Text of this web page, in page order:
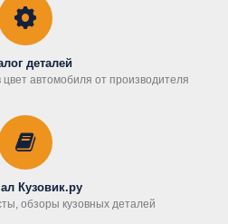
деталей
цвет автомобиля от производителя
Кузовик.ру
обзоры кузовных деталей